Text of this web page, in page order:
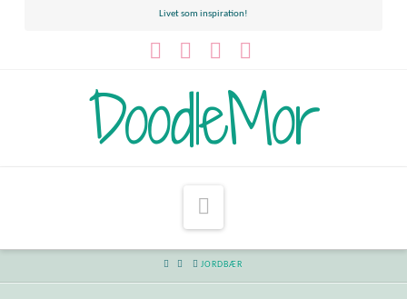
Livet som inspiration!
DoodleMor
HOME JORDBÆR